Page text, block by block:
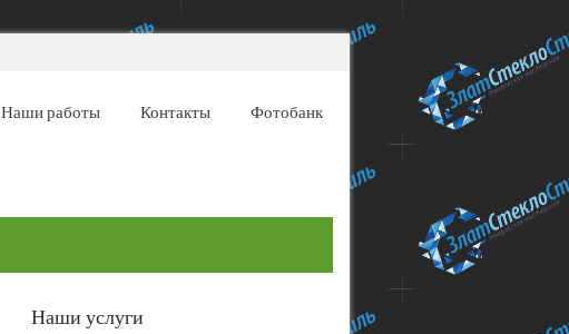
Наши работы Контакты Фотобанк
Наши услуги